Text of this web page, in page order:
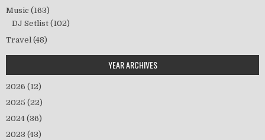
Music (163)
DJ Setlist (102)
Travel (48)
YEAR ARCHIVES
2026 (12)
2025 (22)
2024 (36)
2023 (43)